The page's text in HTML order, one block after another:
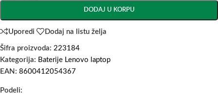
DODAJ U KORPU
Uporedi Dodaj na listu želja
Šifra proizvoda: 223184
Kategorija: Baterije Lenovo laptop
EAN: 8600412054367
Podeli: